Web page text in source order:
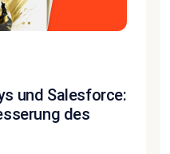
und Salesforce:
des